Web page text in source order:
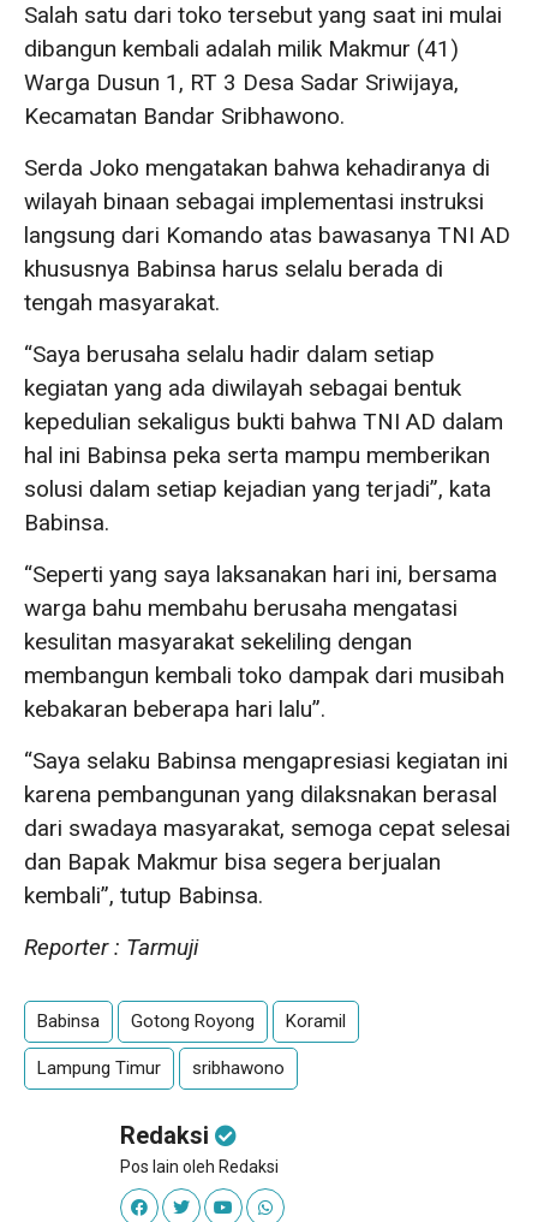
Salah satu dari toko tersebut yang saat ini mulai
dibangun kembali adalah milik Makmur (41)
Warga Dusun 1, RT 3 Desa Sadar Sriwijaya,
Kecamatan Bandar Sribhawono.
Serda Joko mengatakan bahwa kehadiranya di
wilayah binaan sebagai implementasi instruksi
langsung dari Komando atas bawasanya TNI AD
khususnya Babinsa harus selalu berada di
tengah masyarakat.
“Saya berusaha selalu hadir dalam setiap
kegiatan yang ada diwilayah sebagai bentuk
kepedulian sekaligus bukti bahwa TNI AD dalam
hal ini Babinsa peka serta mampu memberikan
solusi dalam setiap kejadian yang terjadi”, kata
Babinsa.
“Seperti yang saya laksanakan hari ini, bersama
warga bahu membahu berusaha mengatasi
kesulitan masyarakat sekeliling dengan
membangun kembali toko dampak dari musibah
kebakaran beberapa hari lalu”.
“Saya selaku Babinsa mengapresiasi kegiatan ini
karena pembangunan yang dilaksnakan berasal
dari swadaya masyarakat, semoga cepat selesai
dan Bapak Makmur bisa segera berjualan
kembali”, tutup Babinsa.
Reporter : Tarmuji
Babinsa Gotong Royong Koramil
Lampung Timur sribhawono
Redaksi
Pos lain oleh Redaksi